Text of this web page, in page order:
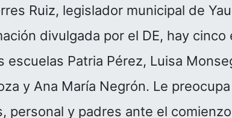
Ruiz, legislador municipal de
divulgada por el DE, hay
escuelas Patria Pérez, Luisa
y Ana María Negrón. Le
personal y padres ante el